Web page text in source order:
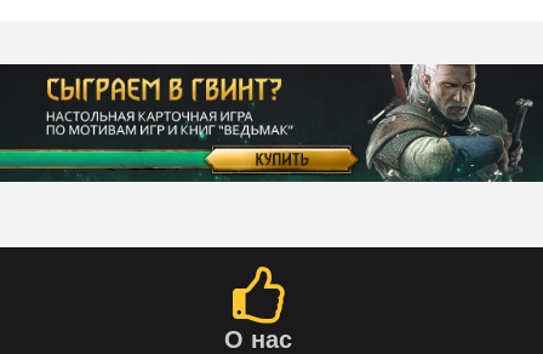
О нас